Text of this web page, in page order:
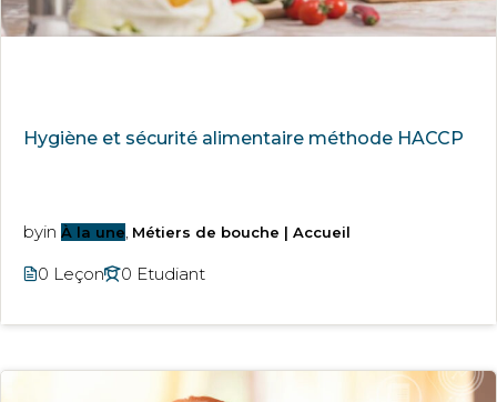
Hygiène et sécurité alimentaire méthode HACCP
byin À la une Métiers de bouche | Accueil
0 Leçon 0 Etudiant